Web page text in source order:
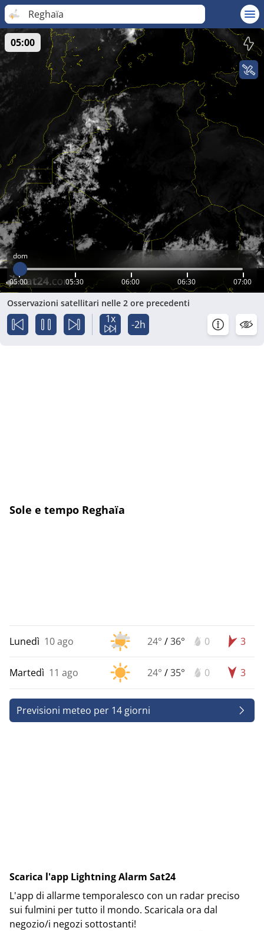
Reghaïa
dom
05:00 05:30 06:00 06:30 07:00
05:00
Osservazioni satellitari nelle 2 ore precedenti
1x -2h
Sole e tempo Reghaïa
Lunedì 10 ago 24° /36° 0 3
Martedì 11 ago 24° /35° 0 3
Previsioni meteo per 14 giorni
Scarica l'app Lightning Alarm Sat24
L'app di allarme temporalesco con un radar preciso
sui fulmini per tutto il mondo. Scaricala ora dal
negozio/i negozi sottostanti!